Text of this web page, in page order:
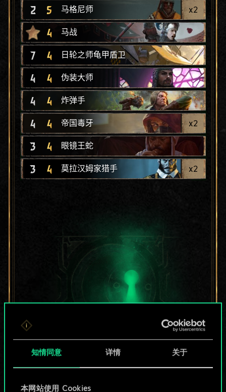
知情同意 详情 关于
本网站使用 Cookies
2 5 马格尼师 x2
4 马战
7 4 日轮之师龟甲盾卫
4 4 伪装大师
4 4 炸弹手
4 4 帝国毒牙 x2
3 4 眼镜王蛇
3 4 莫拉汉姆家猎手 x2
目前只是分享了一套